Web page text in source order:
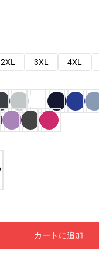
2XL 3XL 4XL
カートに追加